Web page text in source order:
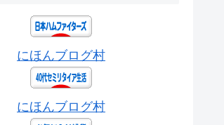
にほんブログ村
にほんブログ村